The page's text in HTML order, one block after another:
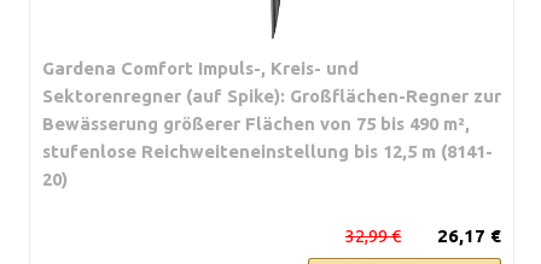
Gardena Comfort Impuls-, Kreis- und
Sektorenregner (auf Spike): Großflächen-Regner zur
Bewässerung größerer Flächen von 75 bis 490 m²,
stufenlose Reichweiteneinstellung bis 12,5 m (8141-
20)
26,17 €
32,99 €